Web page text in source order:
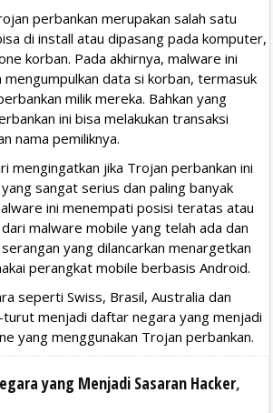
perbankan merupakan salah satu
di install atau dipasang pada komputer,
korban. Pada akhirnya, malware ini
data si korban, termasuk
milik mereka. Bahkan yang
ini bisa melakukan transaksi
nama pemiliknya.
mengingatkan jika Trojan perbankan ini
sangat serius dan paling banyak
ini menempati posisi teratas atau
malware mobile yang telah ada dan
yang dilancarkan menargetkan
perangkat mobile berbasis Android.
seperti Swiss, Brasil, Australia dan
menjadi daftar negara yang menjadi
yang menggunakan Trojan perbankan.
yang Menjadi Sasaran Hacker,